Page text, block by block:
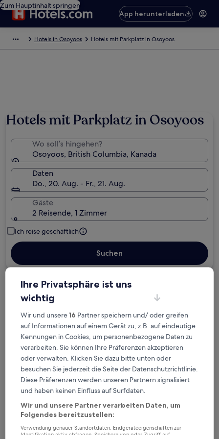
Zum Hauptinhalt springen
App herunterladen
Hotels in Osoyoos Hotels mit Parkplatz in Osoyoos
Hotels mit Parkplatz in Osoyoos
Wo soll’s hingehen?
Osoyoos, British Columbia, Kanada
Daten
Do., 20. Aug. - Fr., 21. Aug.
Gäste
2 Reisende, 1 Zimmer
Ich reise geschäftlich
Suchen
Kostenlose Stornierung bei
Planänderungen
Verdiene Prämien für jede
wahrgenommene Übernachtung
Mehr sparen mit Preisen für Mitglieder
Überprüfe die Preise für diese Daten
6. Aug. - 7. Aug.
Morgen
7. Aug. - 8. Aug.
Ihre Privatsphäre ist uns
wichtig
Wir und unsere16 Partner speichern und/ oder greifen
auf Informationen auf einem Gerät zu, z.B. auf eindeutige
Kennungen in Cookies, um personenbezogene Daten zu
verarbeiten. Sie können Ihre Präferenzen akzeptieren
oder verwalten. Klicken Sie dazu bitte unten oder
besuchen Sie jederzeit die Seite der Datenschutzrichtlinie.
Diese Präferenzen werden unseren Partnern signalisiert
und haben keinen Einfluss auf Surfdaten.
Wir und unsere Partner verarbeiten Daten, um
Folgendes bereitzustellen:
Verwendung genauer Standortdaten. Endgeräteeigenschaften zur
Identifikation aktiv abfragen. Speichern von oder Zugriff auf